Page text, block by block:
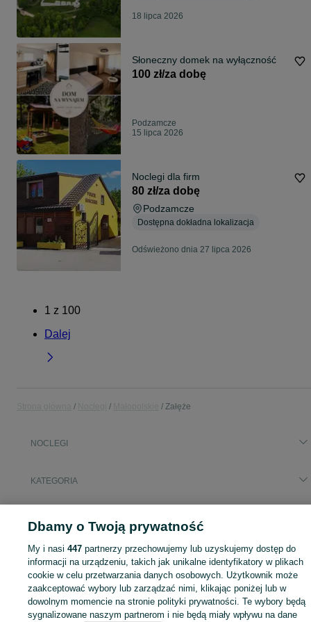
18 lipca 2026
Słoneczny domek na wyłączność
100 zł/za dobę
Podzamcze
15 lipca 2026
Noclegi dla firm
80 zł/za dobę
Podzamcze
Dostępna dokładna lokalizacja
Odświeżono dnia 27 lipca 2026
1 z 100
Dalej
Załęże
NOCLEGI
KATEGORIA
Mapa kategorii
Mapa miejscowości
Mapa ministron
Popularne wyszukiwania
Dbamy o Twoją prywatność
My i nasi447 partnerzy przechowujemy lub uzyskujemy dostęp do
informacji na urządzeniu, takich jak unikalne identyfikatory w plikach
cookie w celu przetwarzania danych osobowych. Użytkownik może
zaakceptować wybory lub zarządzać nimi, klikając poniżej lub w
dowolnym momencie na stronie polityki prywatności. Te wybory będą
sygnalizowane naszym partnerom i nie będą miały wpływu na dane